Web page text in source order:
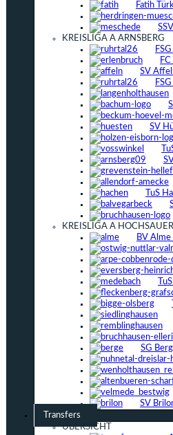
Fatih
KREISLIGA A ARNSBERG
SV
SV
TuS
KREISLIGA A
BV Alme I
SG
SV
Transfers
ÜBERSICHT